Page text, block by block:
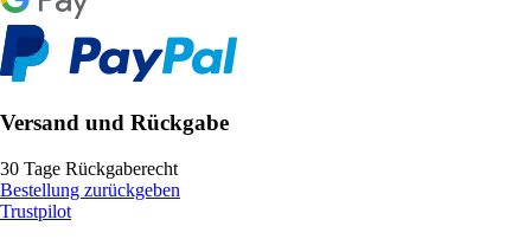
Versand und Rückgabe
30 Tage Rückgaberecht
Bestellung zurückgeben
Trustpilot